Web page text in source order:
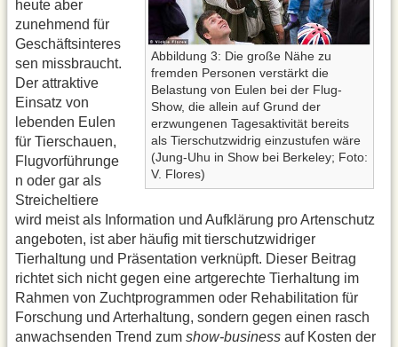
Abbildung 3: Die große Nähe zu
fremden Personen verstärkt die
Belastung von Eulen bei der Flug-
Show, die allein auf Grund der
erzwungenen Tagesaktivität bereits
als Tierschutzwidrig einzustufen wäre
(Jung-Uhu in Show bei Berkeley; Foto:
V. Flores)
heute aber
zunehmend für
Geschäftsinteres
sen missbraucht.
Der attraktive
Einsatz von
lebenden Eulen
für Tierschauen,
Flugvorführunge
n oder gar als
Streicheltiere
wird meist als Information und Aufklärung pro Artenschutz
angeboten, ist aber häufig mit tierschutzwidriger
Tierhaltung und Präsentation verknüpft. Dieser Beitrag
richtet sich nicht gegen eine artgerechte Tierhaltung im
Rahmen von Zuchtprogrammen oder Rehabilitation für
Forschung und Arterhaltung, sondern gegen einen rasch
anwachsenden Trend zum show-business auf Kosten der